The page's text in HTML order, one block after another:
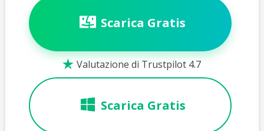
Scarica Gratis
 Valutazione di Trustpilot 4.7
Scarica Gratis